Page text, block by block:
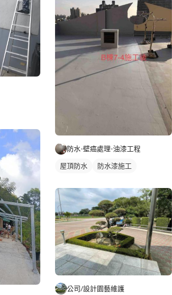
防水-壁癌處理-油漆工程
屋頂防水 防水漆施工
公司/設計園藝維護